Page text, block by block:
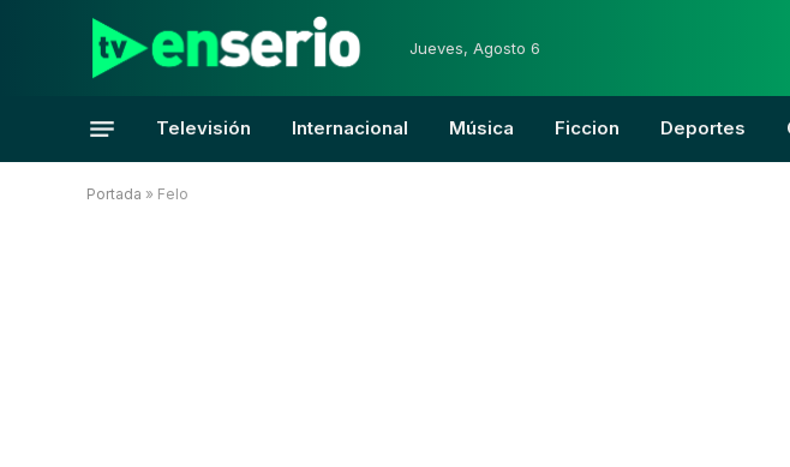
Jueves, Agosto 6
Televisión Internacional Música Ficcion Deportes
Portada » Felo